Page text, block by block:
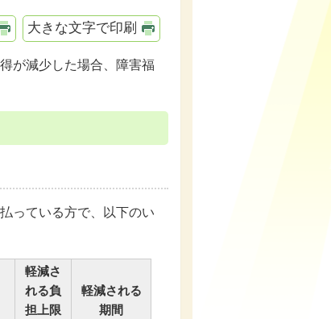
大きな文字で印刷
が減少した場合、障害福
っている方で、以下のい
軽減さ
れる負
担上限
軽減される
期間